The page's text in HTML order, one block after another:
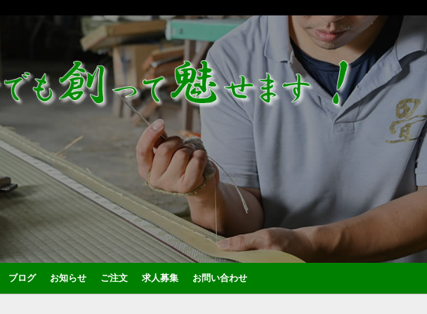
ブログ お知らせ ご注文 求人募集 お問い合わせ